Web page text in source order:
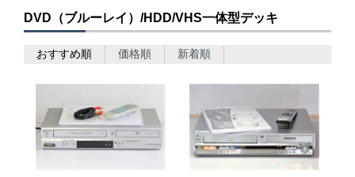
DVD（ブルーレイ）/HDD/VHS一体型デッキ
おすすめ順 価格順 新着順